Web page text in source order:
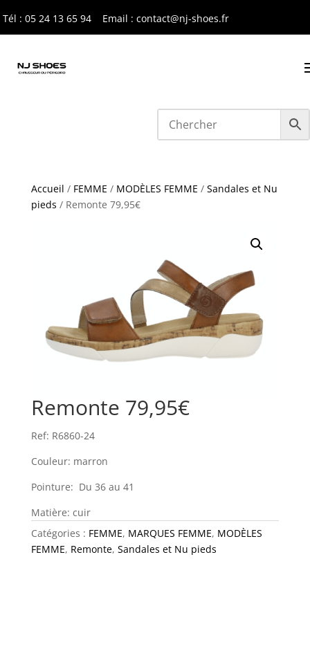
Tél : 05 24 13 65 94 Email : contact@nj-shoes.fr
Accueil / FEMME / MODÈLES FEMME / Sandales et Nu
pieds / Remonte 79,95€
Remonte 79,95€
Ref: R6860-24
Couleur: marron
Pointure: Du 36 au 41
Matière: cuir
Catégories : FEMME, MARQUES FEMME, MODÈLES
FEMME, Remonte, Sandales et Nu pieds